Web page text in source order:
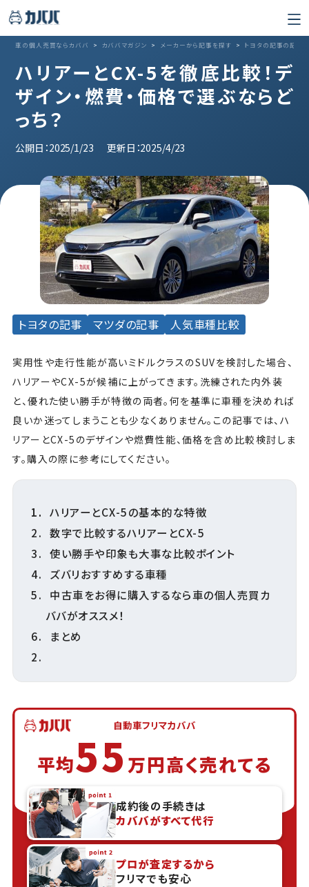
車の個人売買ならカババ > カババマガジン > メーカーから記事を探す > トヨタの記事の記事
ハリアーとCX-5を徹底比較！デ
ザイン・燃費・価格で選ぶならど
っち？
公開日：2025/1/23 更新日：2025/4/23
トヨタの記事 マツダの記事 人気車種比較
実用性や走行性能が高いミドルクラスのSUVを検討した場合、
ハリアーやCX-5が候補に上がってきます。洗練された内外装
と、優れた使い勝手が特徴の両者。何を基準に車種を決めれば
良いか迷ってしまうことも少なくありません。この記事では、ハ
リアーとCX-5のデザインや燃費性能、価格を含め比較検討しま
す。購入の際に参考にしてください。
ハリアーとCX-5の基本的な特徴
数字で比較するハリアーとCX-5
使い勝手や印象も大事な比較ポイント
ズバリおすすめする車種
中古車をお得に購入するなら車の個人売買カ
ババがオススメ！
まとめ
自動車フリマカババ
平均55万円高く売れてる
成約後の手続きは
カババがすべて代行
プロが査定するから
フリマでも安心